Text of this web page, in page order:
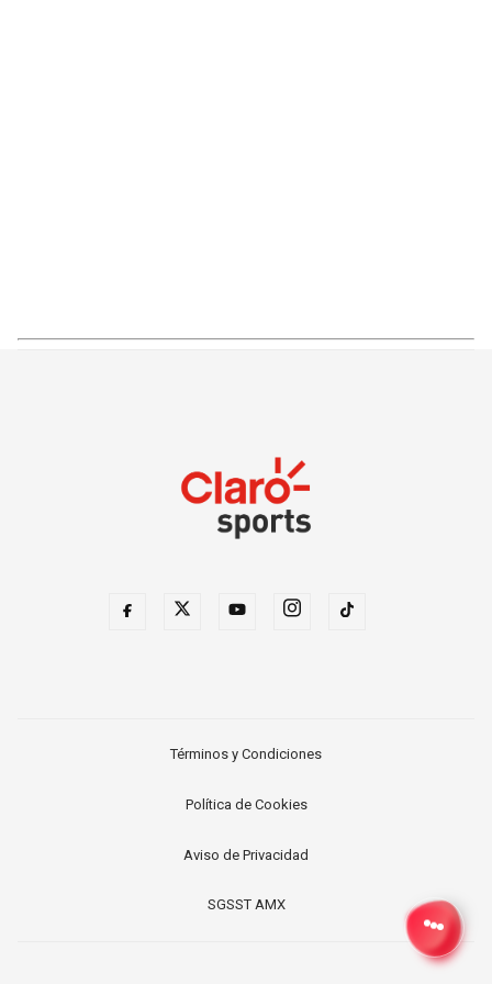
Términos y Condiciones
Política de Cookies
Aviso de Privacidad
SGSST AMX